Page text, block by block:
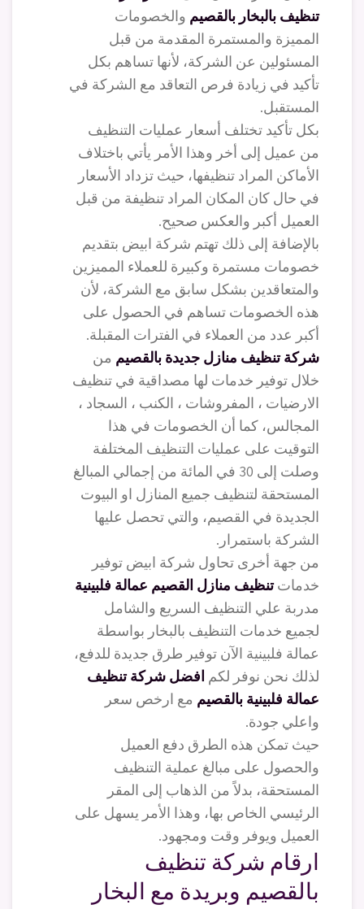
تنظيف بالبخار بالقصيم والخصومات
المميزة والمستمرة المقدمة من قبل
المسئولين عن الشركة، لأنها تساهم بكل
تأكيد في زيادة فرص التعاقد مع الشركة في
المستقبل.
بكل تأكيد تختلف أسعار عمليات التنظيف
من عميل إلى أخر وهذا الأمر يأتي باختلاف
الأماكن المراد تنظيفها، حيث تزداد الأسعار
في حال كان المكان المراد تنظيفة من قبل
العميل أكبر والعكس صحيح.
بالإضافة إلى ذلك تهتم شركة ابيض بتقديم
خصومات مستمرة وكبيرة للعملاء المميزين
والمتعاقدين بشكل سابق مع الشركة، لأن
هذه الخصومات تساهم في الحصول على
أكبر عدد من العملاء في الفترات المقبلة.
شركة تنظيف منازل جديدة بالقصيم من
خلال توفير خدمات لها مصداقية في تنظيف
الارضيات ، المفروشات ، الكنب ، السجاد ،
المجالس، كما أن الخصومات في هذا
التوقيت على عمليات التنظيف المختلفة
وصلت إلى 30 في المائة من إجمالي المبالغ
المستحقة لتنظيف جميع المنازل او البيوت
الجديدة في القصيم، والتي تحصل عليها
الشركة باستمرار.
من جهة أخرى تحاول شركة ابيض توفير
خدماتتنظيف منازل القصيم عمالة فلبينية
مدربة علي التنظيف السريع والشامل
لجميع خدمات التنظيف بالبخار بواسطة
عمالة فلبينية الآن توفير طرق جديدة للدفع،
لذلك نحن نوفر لكم افضل شركة تنظيف
عمالة فلبينية بالقصيم مع ارخص سعر
واعلي جودة.
حيث تمكن هذه الطرق دفع العميل
والحصول على مبالغ عملية التنظيف
المستحقة، بدلاً من الذهاب إلى المقر
الرئيسي الخاص بها، وهذا الأمر يسهل على
العميل ويوفر وقت ومجهود.
ارقام شركة تنظيف
بالقصيم وبريدة مع البخار